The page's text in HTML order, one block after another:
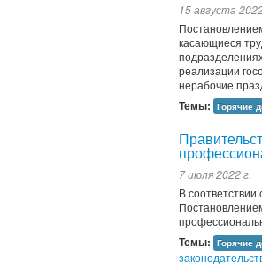
15 августа
касающиеся
реализации
нерабочие
Темы: Горячие
7 июля 2022 г.
В
Темы: Горячие